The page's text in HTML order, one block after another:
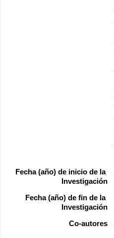
Fecha (año) de inicio de la
Investigación
Fecha (año) de fin de la
Investigación
Co-autores